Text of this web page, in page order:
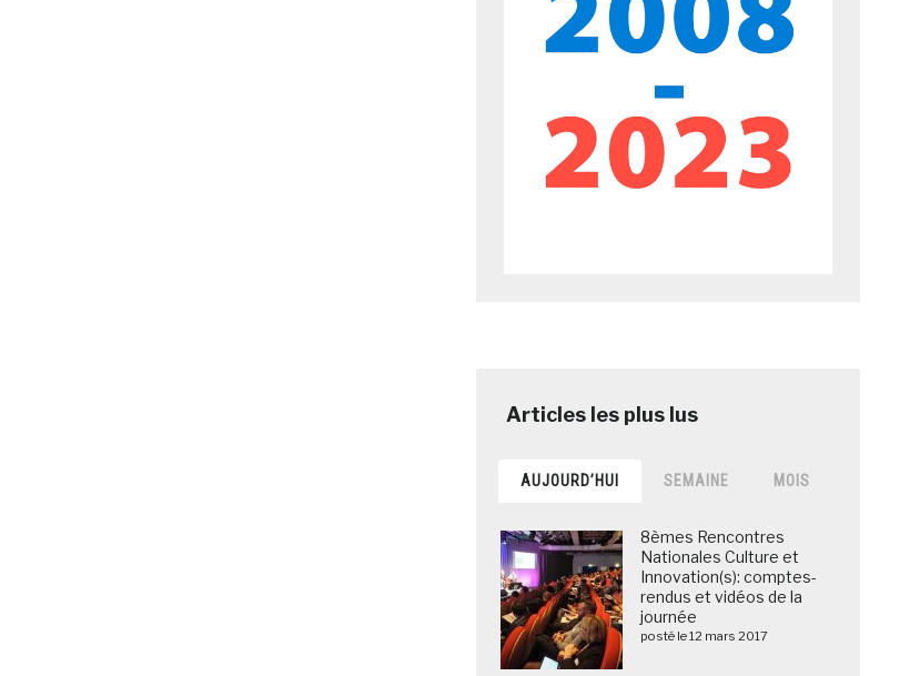
AUJOURD’HUI SEMAINE MOIS
8èmes Rencontres
Nationales Culture et
Innovation(s): comptes-
rendus et vidéos de la
journée
posté le 12 mars 2017